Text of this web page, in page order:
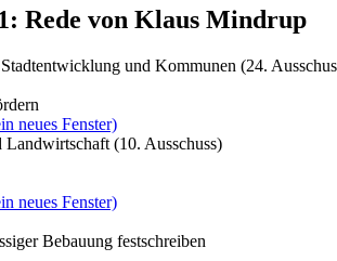
Rede von Klaus Mindrup
und Kommunen (24.
neues Fenster)
Landwirtschaft (10. Ausschuss)
neues Fenster)
Bebauung festschreiben